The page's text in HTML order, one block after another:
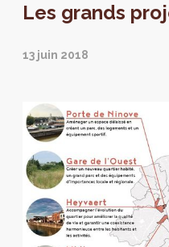
nouvelle enquête
Les grands
13 juin 2018